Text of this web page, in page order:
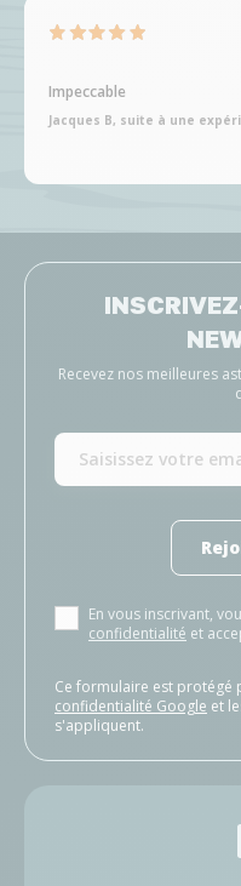
Impeccable
Jacques B, suite à une
Recevez nos meilleures
En vous inscrivant,
confidentialité et
Ce formulaire est protégé
confidentialité Google et
s'appliquent.